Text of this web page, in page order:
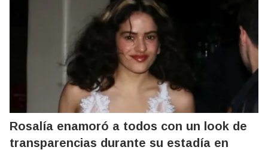
Rosalía enamoró a todos con un look de
transparencias durante su estadía en